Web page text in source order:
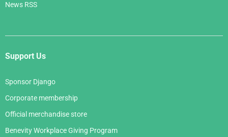
News RSS
Support Us
Sponsor Django
Corporate membership
Official merchandise store
Benevity Workplace Giving Program